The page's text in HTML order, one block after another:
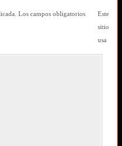
Los campos obligatorios
Este
sitio
usa